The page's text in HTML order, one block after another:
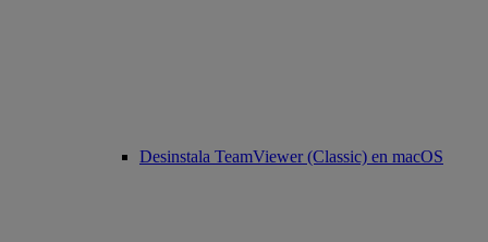
Desinstala TeamViewer (Classic) en macOS